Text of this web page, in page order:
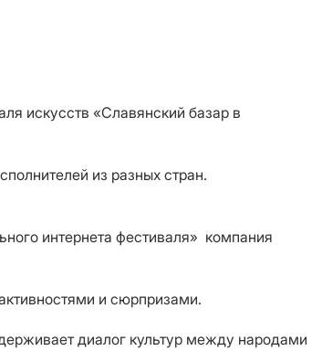
искусств «Славянский базар в
из разных стран.
интернета фестиваля» компания
и сюрпризами.
диалог культур между народами